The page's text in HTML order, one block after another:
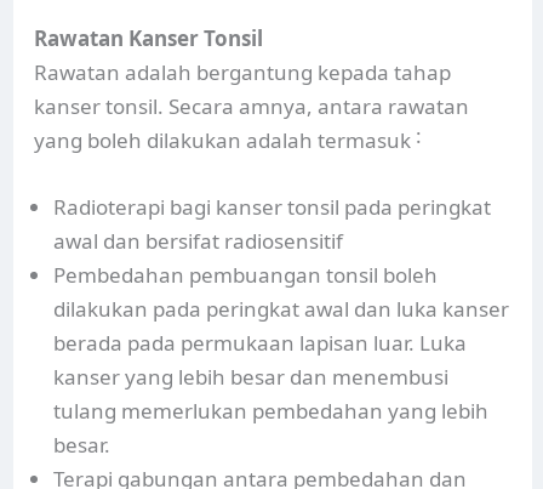
Rawatan Kanser Tonsil
Rawatan adalah bergantung kepada tahap
kanser tonsil. Secara amnya, antara rawatan
yang boleh dilakukan adalah termasuk ˸
Radioterapi bagi kanser tonsil pada peringkat
awal dan bersifat radiosensitif
Pembedahan pembuangan tonsil boleh
dilakukan pada peringkat awal dan luka kanser
berada pada permukaan lapisan luar. Luka
kanser yang lebih besar dan menembusi
tulang memerlukan pembedahan yang lebih
besar.
Terapi gabungan antara pembedahan dan